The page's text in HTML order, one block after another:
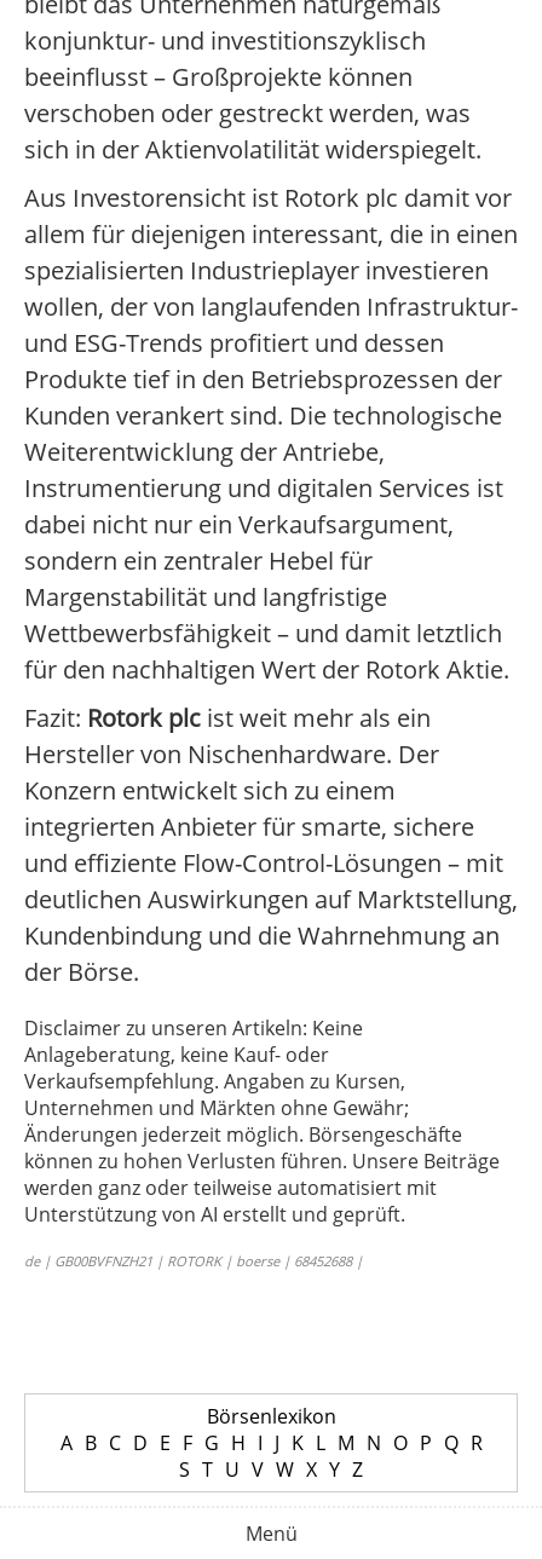
konjunktur- und investitionszyklisch
beeinflusst – Großprojekte können
verschoben oder gestreckt werden, was
sich in der Aktienvolatilität widerspiegelt.
Aus Investorensicht ist Rotork plc damit vor
allem für diejenigen interessant, die in einen
spezialisierten Industrieplayer investieren
wollen, der von langlaufenden Infrastruktur-
und ESG-Trends profitiert und dessen
Produkte tief in den Betriebsprozessen der
Kunden verankert sind. Die technologische
Weiterentwicklung der Antriebe,
Instrumentierung und digitalen Services ist
dabei nicht nur ein Verkaufsargument,
sondern ein zentraler Hebel für
Margenstabilität und langfristige
Wettbewerbsfähigkeit – und damit letztlich
für den nachhaltigen Wert der Rotork Aktie.
Fazit: Rotork plc ist weit mehr als ein
Hersteller von Nischenhardware. Der
Konzern entwickelt sich zu einem
integrierten Anbieter für smarte, sichere
und effiziente Flow-Control-Lösungen – mit
deutlichen Auswirkungen auf Marktstellung,
Kundenbindung und die Wahrnehmung an
der Börse.
Disclaimer zu unseren Artikeln: Keine
Anlageberatung, keine Kauf- oder
Verkaufsempfehlung. Angaben zu Kursen,
Unternehmen und Märkten ohne Gewähr;
Änderungen jederzeit möglich. Börsengeschäfte
können zu hohen Verlusten führen. Unsere Beiträge
werden ganz oder teilweise automatisiert mit
Unterstützung von AI erstellt und geprüft.
de | GB00BVFNZH21 | ROTORK | boerse | 68452688 |
Börsenlexikon
A B C D E F G H I J K L M N O P Q R
S T U V W X Y Z
Menü